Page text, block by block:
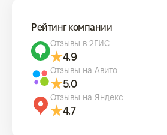
Рейтинг компании
Отзывы в 2ГИС
4.9
Отзывы на Авито
5.0
Отзывы на Яндекс
4.7